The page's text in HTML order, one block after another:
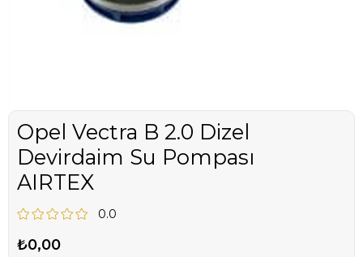
Opel Vectra B 2.0 Dizel
Devirdaim Su Pompası
AIRTEX
0.0
₺0,00